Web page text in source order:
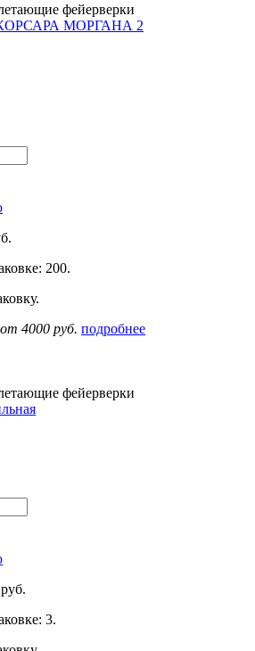
фейерверки
МОРГАНА 2
200.
4000 руб. подробнее
фейерверки
3.